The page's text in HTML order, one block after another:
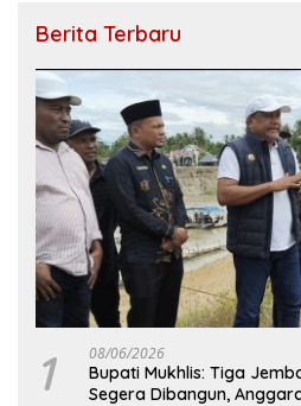
Berita Terbaru
1 08/06/2026
Bupati Mukhlis: Tiga
Segera Dibangun,